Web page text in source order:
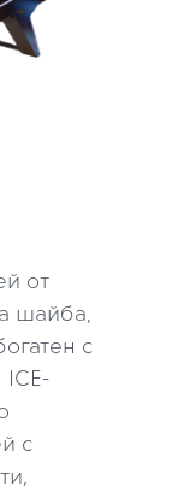
от
шайба,
с
ICE-
с